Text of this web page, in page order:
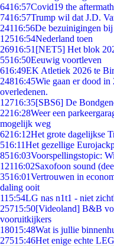
6416:57Covid19 the
7416:57Trump wil dat J.D.
24116:56De bezuinigingen
12516:54Nederland toen
26916:51 [NET5] Het blok
5516:50Eeuwig voortleven
616:49EK Atletiek 2026 te
24816:45Wie gaan er dood in
overledenen.
12716:35[SBS6] De
2216:28Weer een
mogelijk weg
6216:12Het grote dagelijkse
516:11Het gezellige
8516:03Voorspellingstopic:
12116:02Saxofoon sound
3516:01Vertrouwen in
daling ooit
115:54LG nas n1t1 - niet
25715:50[Videoland] B&B
vooruitkijkers
18015:48Wat is jullie
27515:46Het enige echte